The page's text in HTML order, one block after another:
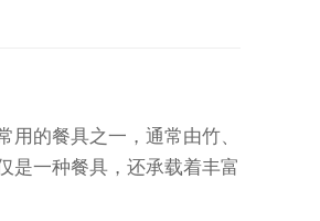
的餐具之一，通常由竹、
是一种餐具，还承载着丰富